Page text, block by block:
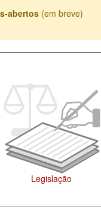
abertos (em breve)